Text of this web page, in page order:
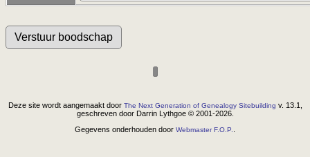
Deze site wordt aangemaakt door The Next Generation of Genealogy Sitebuilding v. 13.1,
geschreven door Darrin Lythgoe © 2001-2026.
Gegevens onderhouden door Webmaster F.O.P.